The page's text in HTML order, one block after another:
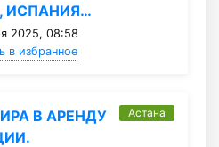
ИСПАНИЯ…
2025, 08:58
в избранное
В АРЕНДУ
Астана